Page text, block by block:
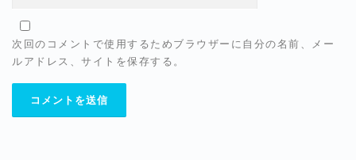
次回のコメントで使用するためブラウザーに自分の名前、メー
ルアドレス、サイトを保存する。